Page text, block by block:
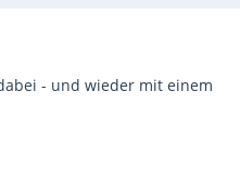
- und wieder mit einem